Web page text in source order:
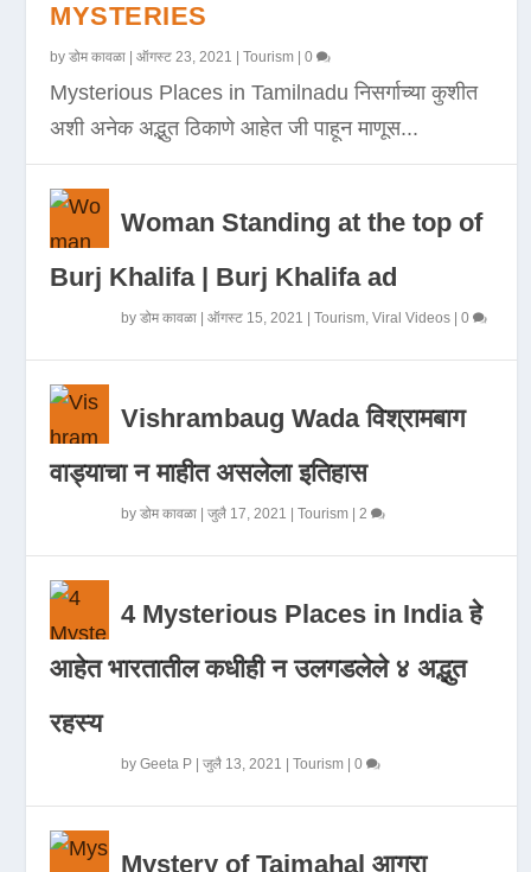
MYSTERIES
byडोम कावळा |ऑगस्ट 23, 2021 |Tourism |0
Mysterious Places in Tamilnadu निसर्गाच्या कुशीत
अशी अनेक अद्भुत ठिकाणे आहेत जी पाहून माणूस...
Woman Standing at the top of
Burj Khalifa | Burj Khalifa ad
byडोम कावळा |ऑगस्ट 15, 2021 |Tourism,Viral Videos |0
Vishrambaug Wada विश्रामबाग
वाड्याचा न माहीत असलेला इतिहास
byडोम कावळा |जुलै 17, 2021 |Tourism |2
4 Mysterious Places in India हे
आहेत भारतातील कधीही न उलगडलेले ४ अद्भुत
रहस्य
byGeeta P |जुलै 13, 2021 |Tourism |0
Mystery of Tajmahal आगरा